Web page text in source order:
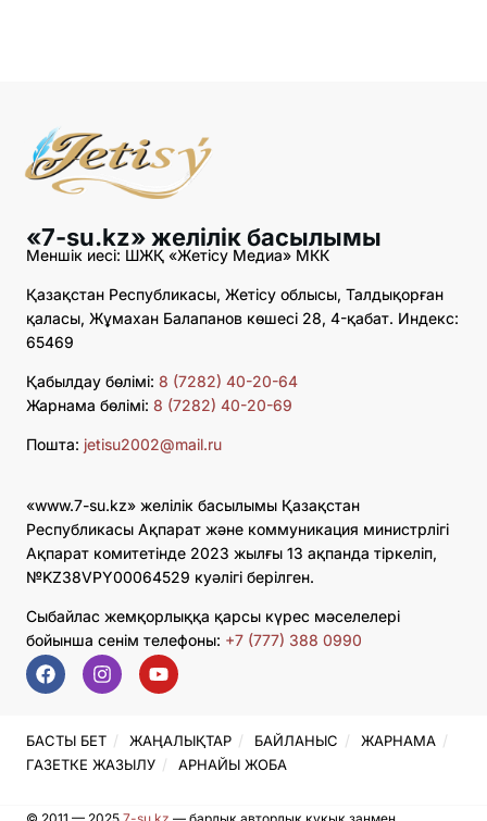
«7-su.kz» желілік басылымы
Меншік иесі: ШЖҚ «Жетісу Медиа» МКК
Қазақстан Республикасы, Жетісу облысы, Талдықорған
қаласы, Жұмахан Балапанов көшесі 28, 4-қабат. Индекс:
65469
Қабылдау бөлімі: 8 (7282) 40-20-64
Жарнама бөлімі: 8 (7282) 40-20-69
Пошта: jetisu2002@mail.ru
«www.7-su.kz» желілік басылымы Қазақстан
Республикасы Ақпарат және коммуникация министрлігі
Ақпарат комитетінде 2023 жылғы 13 ақпанда тіркеліп,
№KZ38VPY00064529 куәлігі берілген.
Сыбайлас жемқорлыққа қарсы күрес мәселелері
бойынша сенім телефоны: +7 (777) 388 0990
БАСТЫ БЕТ ЖАҢАЛЫҚТАР БАЙЛАНЫС
ЖАРНАМА
ГАЗЕТКЕ ЖАЗЫЛУ
АРНАЙЫ ЖОБА